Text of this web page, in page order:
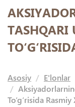
TASHQARI
Asosiy
E'lonlar
To‘g‘risida